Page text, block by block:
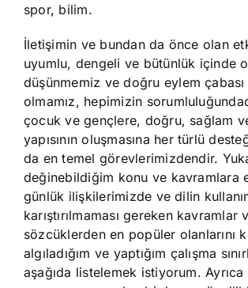
spor, bilim.
İletişimin ve bundan da önce olan
uyumlu, dengeli ve bütünlük içinde
düşünmemiz ve doğru eylem
olmamız, hepimizin
çocuk ve gençlere, doğru, sağlam
yapısının oluşmasına her türlü
da en temel görevlerimizdendir.
değinebildiğim konu ve kavramlara
günlük ilişkilerimizde ve dilin
karıştırılmaması gereken kavramlar
sözcüklerden en popüler olanlarını
algıladığım ve yaptığım çalışma
aşağıda listelemek istiyorum.